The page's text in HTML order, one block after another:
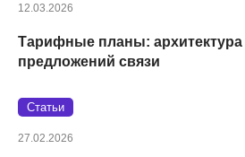
12.03.2026
Тарифные планы:
предложений связи
Статьи
27.02.2026